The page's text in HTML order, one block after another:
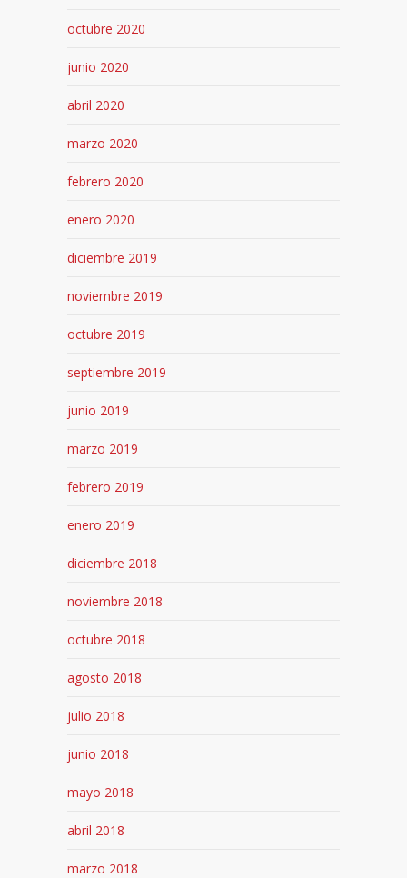
octubre 2020
junio 2020
abril 2020
marzo 2020
febrero 2020
enero 2020
diciembre 2019
noviembre 2019
octubre 2019
septiembre 2019
junio 2019
marzo 2019
febrero 2019
enero 2019
diciembre 2018
noviembre 2018
octubre 2018
agosto 2018
julio 2018
junio 2018
mayo 2018
abril 2018
marzo 2018